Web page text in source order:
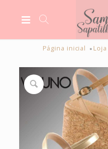
Página inicial Loja